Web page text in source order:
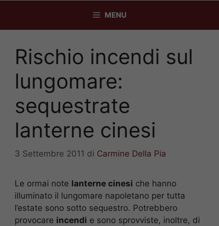
MENU
Rischio incendi sul
lungomare:
sequestrate
lanterne cinesi
3 Settembre 2011 di Carmine Della Pia
Le ormai note lanterne cinesi che hanno
illuminato il lungomare napoletano per tutta
l’estate sono sotto sequestro. Potrebbero
provocare incendi e sono sprovviste, inoltre, di